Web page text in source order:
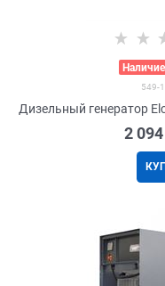
549-
Дизельный генератор
2